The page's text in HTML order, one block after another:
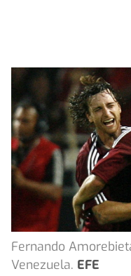
Fernando
Venezuela. EFE